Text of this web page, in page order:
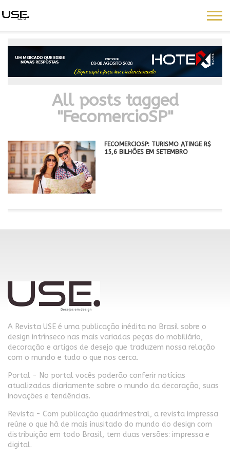
All posts tagged
"FecomercioSP"
FECOMERCIOSP: TURISMO ATINGE R$
15,6 BILHÕES EM SETEMBRO
A Revista USE é uma publicação inédita no Brasil sobre o
design intrínseco nas mais variadas peças do mobiliário,
decoração e artigos de desejo que traduzem nossa relação
com o mundo e tudo o que nos cerca.
Portal - No portal vocês poderão conferir notícias
atualizadas diariamente sobre o mundo da decoração, suas
inovações e tendências.
Revista - Com publicação quadrimestral, a revista impressa
reúne o que há de mais inusitado do mundo do design com
distribuição em todo Brasil, tem duas versões: impressa e
digital.